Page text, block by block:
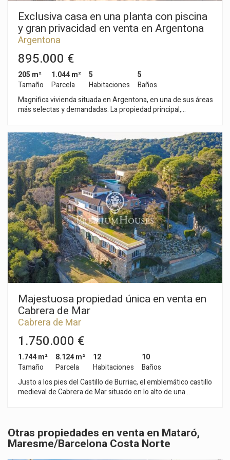
Exclusiva casa en una planta con piscina
y gran privacidad en venta en Argentona
Argentona
895.000 €
205 m²
Tamaño
1.044 m²
Parcela
5
Habitaciones
5
Baños
Magnifica vivienda situada en Argentona, en una de sus áreas
más selectas y demandadas. La propiedad principal,
cuenta con una acogedora casa de invitados independiente
que dispone de un dormitorio, cocina y baño completo, ideal
para visitas o servicio. El interior destaca por su atmósfera
tranquila y sofisticada, con estancias amplias y bien
concebidas que combinan confort y funcionalidad. La
distribución ha sido diseñada para maximizar la entrada de luz
natural durante todo el año y garantizar la privacidad en cada
espacio. La vivienda se presenta en excelente estado,
logrando una armoniosa fusión entre su carácter original y las
comodidades actuales. La zona exterior con piscina privada
ofrece un espacio íntimo perfecto, tanto para el relax como
para encuentros sociales. Una magnífica oportunidad para
residir en una propiedad elegante, amplia y lista para entrar a
vivir, en una de las ubicaciones más exclusivas de Argentona.
Majestuosa propiedad única en venta en
Cabrera de Mar
Cabrera de Mar
1.750.000 €
1.744 m²
Tamaño
8.124 m²
Parcela
12
Habitaciones
10
Baños
Justo a los pies del Castillo de Burriac, el emblemático castillo
medieval de Cabrera de Mar situado en lo alto de una
de las mejores vistas al mar de todo el Maresme, dominando
hacia el mar todo el valle y todo el término municipal de
Cabrera de mar. La propiedad se asienta sobre una
Otras propiedades en venta en Mataró,
Maresme/Barcelona Costa Norte